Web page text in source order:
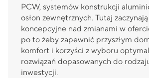
PCW, systemów konstrukcji
osłon zewnętrznych. Tutaj
koncepcyjne nad zmianami w
po to żeby zapewnić przyszłym
komfort i korzyści z wyboru
rozwiązań dopasowanych do
inwestycji.